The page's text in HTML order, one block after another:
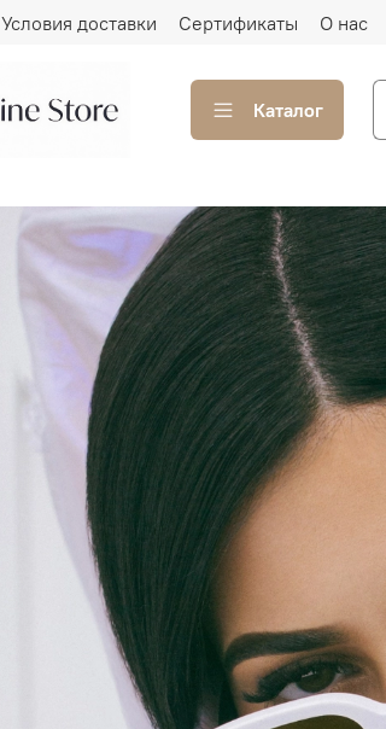
Условия доставки Сертификаты О нас
Каталог